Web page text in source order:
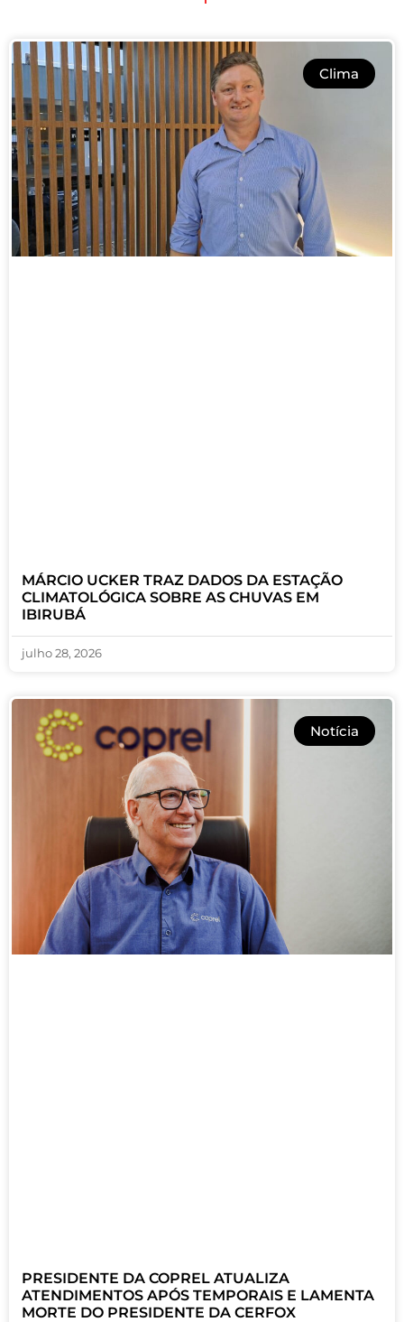
Clima
MÁRCIO UCKER TRAZ DADOS DA ESTAÇÃO
CLIMATOLÓGICA SOBRE AS CHUVAS EM
IBIRUBÁ
julho 28, 2026
Notícia
PRESIDENTE DA COPREL ATUALIZA
ATENDIMENTOS APÓS TEMPORAIS E LAMENTA
MORTE DO PRESIDENTE DA CERFOX